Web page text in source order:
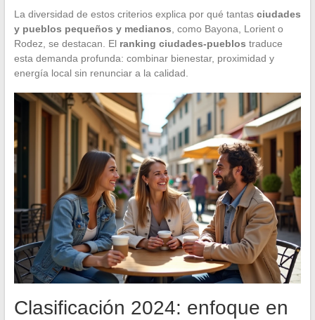
La diversidad de estos criterios explica por qué tantas ciudades
y pueblos pequeños y medianos , como Bayona, Lorient o
Rodez, se destacan. El ranking ciudades-pueblos traduce
esta demanda profunda: combinar bienestar, proximidad y
energía local sin renunciar a la calidad.
Clasificación 2024: enfoque en